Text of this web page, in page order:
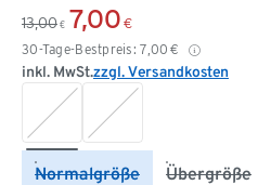
13,00 € 7,00 €
30-Tage-Bestpreis: 7,00 €
inkl. MwSt.zzgl. Versandkosten
Normalgröße Übergröße